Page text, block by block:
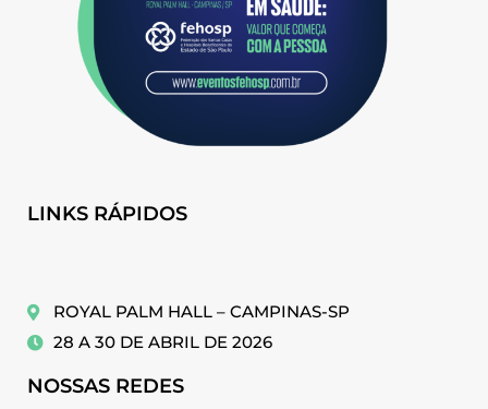
LINKS RÁPIDOS
ROYAL PALM HALL – CAMPINAS-SP
28 A 30 DE ABRIL DE 2026
NOSSAS REDES